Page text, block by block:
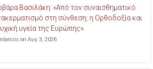
Βασιλάκη: «Από τον συναισθηματικό
στη σύνθεση: η Ορθοδοξία και
υγεία της Ευρώπης».
on Αυγ 3, 2026